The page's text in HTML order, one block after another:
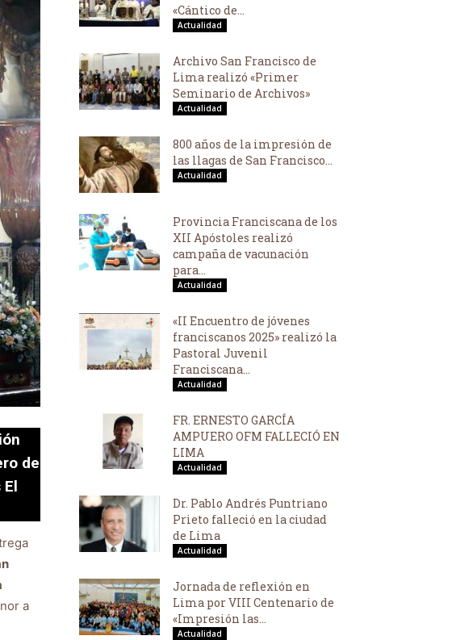
de
a
«Cántico de...
Actualidad
Archivo San Francisco de
Lima realizó «Primer
Seminario de Archivos»
Actualidad
800 años de la impresión de
las llagas de San Francisco...
Actualidad
Provincia Franciscana de los
XII Apóstoles realizó
campaña de vacunación
para...
Actualidad
«II Encuentro de jóvenes
franciscanos 2025» realizó la
Pastoral Juvenil
Franciscana...
Actualidad
FR. ERNESTO GARCÍA
AMPUERO OFM FALLECIÓ EN
LIMA
Actualidad
Dr. Pablo Andrés Puntriano
Prieto falleció en la ciudad
de Lima
Actualidad
Jornada de reflexión en
Lima por VIII Centenario de
«Impresión las...
Actualidad